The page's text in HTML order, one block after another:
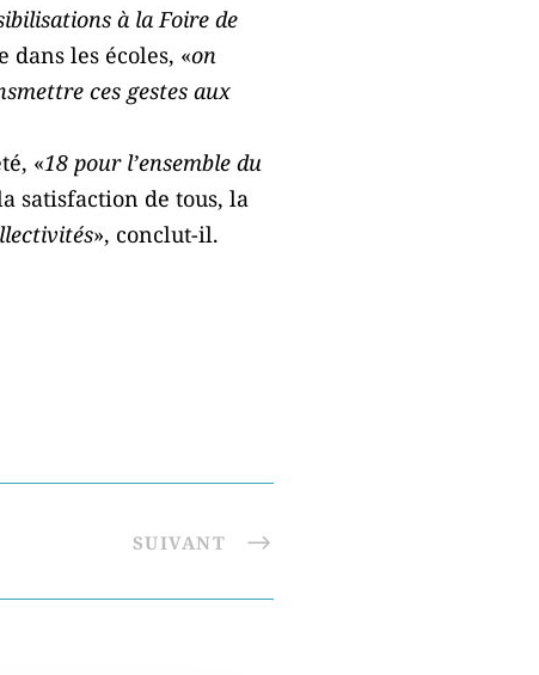
à la Foire de
dans les écoles, «on
ces gestes aux
«18 pour l’ensemble du
satisfaction de tous, la
», conclut-il.
SUIVANT